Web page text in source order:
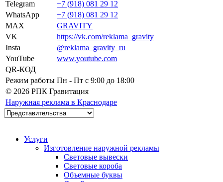
Telegram
+7 (918) 081 29 12
WhatsApp
+7 (918) 081 29 12
MAX
GRAVITY
VK
https://vk.com/reklama_gravity
Insta
@reklama_gravity_ru
YouTube
www.youtube.com
QR-КОД
Режим работы Пн - Пт c 9:00 до 18:00
© 2026 РПК Гравитация
Наружная реклама в Краснодаре
Услуги
Изготовление наружной рекламы
Световые вывески
Световые короба
Объемные буквы